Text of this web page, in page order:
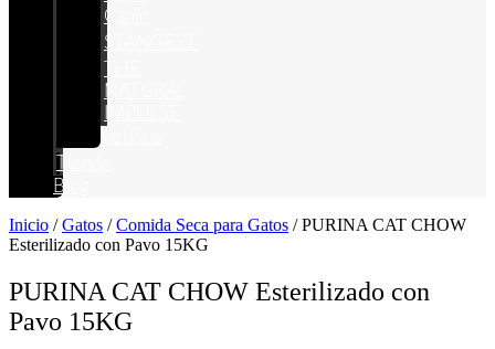
Canin
STANGEST
NATURAL
Blog
Inicio /Gatos /Comida Seca para Gatos / PURINA CAT CHOW
Esterilizado con Pavo 15KG
PURINA CAT CHOW Esterilizado con
Pavo 15KG